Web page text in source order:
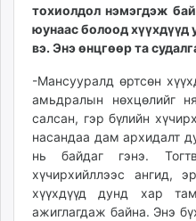
тохиолдол нэмэгдэж
юунаас болоод хүүхдүүд
вэ. Энэ өнцгөөр та
-Мансууралд өртсөн
амьдралын нөхцөлийг
салсан, гэр бүлийн
насандаа дам архидалт
нь байдаг гэнэ.
хүчирхийллээс ангид,
хүүхдүүд дунд хар
ажиглагдаж байна. Энэ